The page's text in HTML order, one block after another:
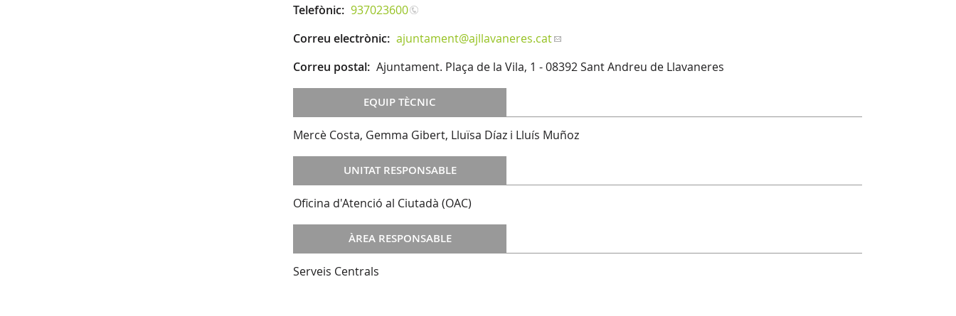
Telefònic: 937023600
Correu electrònic: ajuntament@ajllavaneres.cat
Correu postal: Ajuntament. Plaça de la Vila, 1 - 08392 Sant Andreu de Llavaneres
EQUIP TÈCNIC
Mercè Costa, Gemma Gibert, Lluïsa Díaz i Lluís Muñoz
UNITAT RESPONSABLE
Oficina d'Atenció al Ciutadà (OAC)
ÀREA RESPONSABLE
Serveis Centrals